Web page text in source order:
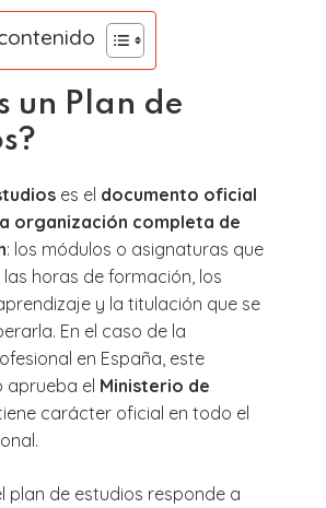
un Plan de
es el documento oficial
organización completa de
: los módulos o asignaturas que
horas de formación, los
y la titulación que se
En el caso de la
en España, este
aprueba el Ministerio de
carácter oficial en todo el
plan de estudios responde a